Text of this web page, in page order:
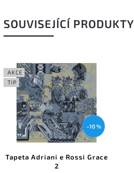
SOUVISEJÍCÍ PRODUKTY
AKCE
TIP
–10 %
Tapeta Adriani e Rossi Grace
2